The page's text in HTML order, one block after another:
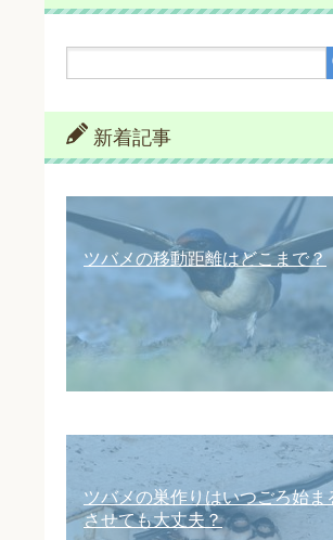
新着記事
ツバメの移動距離はどこまで？
ツバメの巣作りはいつごろ始ま
させても大丈夫？